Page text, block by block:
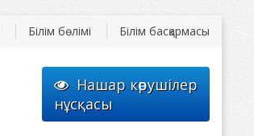
Нашар көрушілер
нұсқасы
Білім бөлімі Білім басқармасы